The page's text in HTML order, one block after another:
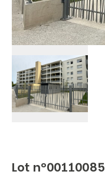
Lot n°00110085